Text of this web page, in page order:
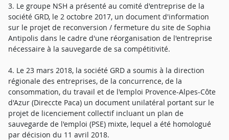
3. Le groupe NSH a présenté au comité d'entreprise de la
société GRD, le 2 octobre 2017, un document d'information
sur le projet de reconversion / fermeture du site de Sophia
Antipolis dans le cadre d'une réorganisation de l'entreprise
nécessaire à la sauvegarde de sa compétitivité.
4. Le 23 mars 2018, la société GRD a soumis à la direction
régionale des entreprises, de la concurrence, de la
consommation, du travail et de l'emploi Provence-Alpes-Côte
d'Azur (Direccte Paca) un document unilatéral portant sur le
projet de licenciement collectif incluant un plan de
sauvegarde de l'emploi (PSE) mixte, lequel a été homologué
par décision du 11 avril 2018.